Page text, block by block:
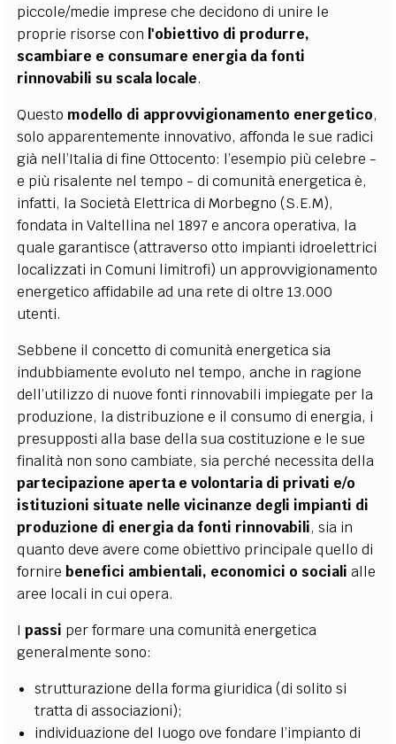
piccole/medie imprese che decidono di unire le
proprie risorse con l'obiettivo di produrre,
scambiare e consumare energia da fonti
rinnovabili su scala locale.
Questo modello di approvvigionamento energetico,
solo apparentemente innovativo, affonda le sue radici
già nell’Italia di fine Ottocento: l’esempio più celebre -
e più risalente nel tempo - di comunità energetica è,
infatti, la Società Elettrica di Morbegno (S.E.M),
fondata in Valtellina nel 1897 e ancora operativa, la
quale garantisce (attraverso otto impianti idroelettrici
localizzati in Comuni limitrofi) un approvvigionamento
energetico affidabile ad una rete di oltre 13.000
utenti.
Sebbene il concetto di comunità energetica sia
indubbiamente evoluto nel tempo, anche in ragione
dell’utilizzo di nuove fonti rinnovabili impiegate per la
produzione, la distribuzione e il consumo di energia, i
presupposti alla base della sua costituzione e le sue
finalità non sono cambiate, sia perché necessita della
partecipazione aperta e volontaria di privati e/o
istituzioni situate nelle vicinanze degli impianti di
produzione di energia da fonti rinnovabili, sia in
quanto deve avere come obiettivo principale quello di
fornirebenefici ambientali, economici o socialialle
aree locali in cui opera.
Ipassi per formare una comunità energetica
generalmente sono:
strutturazione della forma giuridica (di solito si
tratta di associazioni);
individuazione del luogo ove fondare l’impianto di